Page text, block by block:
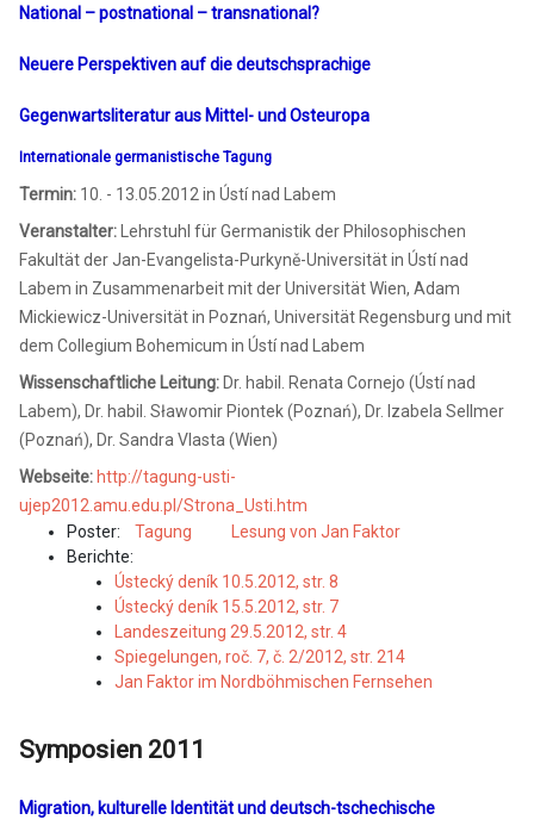
National – postnational – transnational?
Neuere Perspektiven auf die deutschsprachige
Gegenwartsliteratur aus Mittel- und Osteuropa
Internationale germanistische Tagung
Termin: 10. - 13.05.2012 in Ústí nad Labem
Veranstalter: Lehrstuhl für Germanistik der Philosophischen
Fakultät der Jan-Evangelista-Purkyně-Universität in Ústí nad
Labem in Zusammenarbeit mit der Universität Wien, Adam
Mickiewicz-Universität in Poznań, Universität Regensburg und mit
dem Collegium Bohemicum in Ústí nad Labem
Wissenschaftliche Leitung: Dr. habil. Renata Cornejo (Ústí nad
Labem), Dr. habil. Sławomir Piontek (Poznań), Dr. Izabela Sellmer
(Poznań), Dr. Sandra Vlasta (Wien)
Webseite: http://tagung-usti-
ujep2012.amu.edu.pl/Strona_Usti.htm
Poster: Tagung
Lesung von Jan Faktor
Berichte:
Ústecký deník 10.5.2012, str. 8
Ústecký deník 15.5.2012, str. 7
Landeszeitung 29.5.2012, str. 4
Spiegelungen, roč. 7, č. 2/2012, str. 214
Jan Faktor im Nordböhmischen Fernsehen
Symposien 2011
Migration, kulturelle Identität und deutsch-tschechische